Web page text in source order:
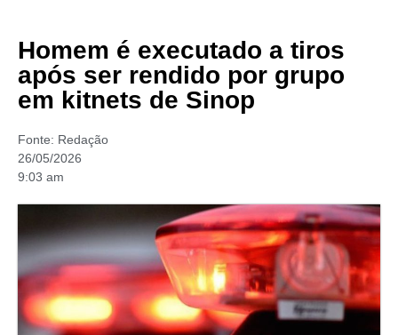
Homem é executado a tiros
após ser rendido por grupo
em kitnets de Sinop
Fonte: Redação
26/05/2026
9:03 am